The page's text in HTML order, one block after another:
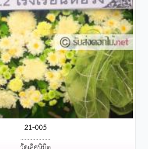
21-005
....................